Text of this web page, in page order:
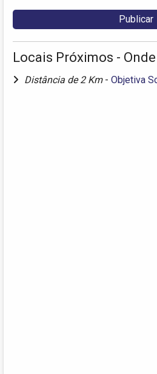
Locais Próximos -
Distância de 2 Km - Objetiva